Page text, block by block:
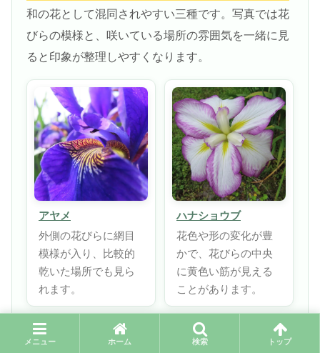
和の花として混同されやすい三種です。写真では花
びらの模様と、咲いている場所の雰囲気を一緒に見
ると印象が整理しやすくなります。
アヤメ
外側の花びらに網目
模様が入り、比較的
乾いた場所でも見ら
れます。
ハナショウブ
花色や形の変化が豊
かで、花びらの中央
に黄色い筋が見える
ことがあります。
アヤメ 花びらに網目模様が出る
メニュー ホーム 検索 トップ